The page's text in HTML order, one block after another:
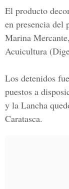
El producto
en presencia del
Marina
Acuicultura
Los detenidos
puestos a
y la Lancha
Caratasca.